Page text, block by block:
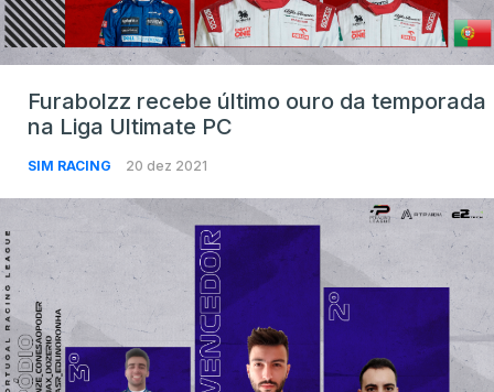
Furabolzz recebe último ouro da temporada
na Liga Ultimate PC
SIM RACING 20 dez 2021